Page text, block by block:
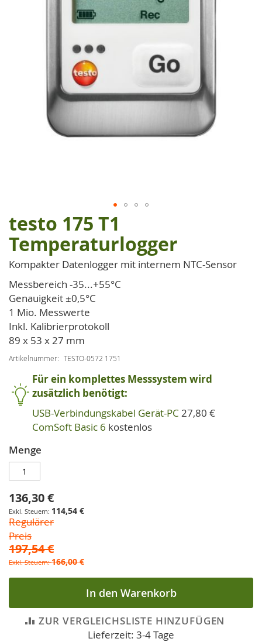
Zum
Anfang
der
Bildgalerie
testo 175 T1
Temperaturlogger
Kompakter Datenlogger mit internem NTC-Sensor
Messbereich -35...+55°C
Genauigkeit ±0,5°C
1 Mio. Messwerte
Inkl. Kalibrierprotokoll
89 x 53 x 27 mm
Artikelnummer TESTO-0572 1751
Für ein komplettes Messsystem wird
zusätzlich benötigt:
USB-Verbindungskabel Gerät-PC 27,80 €
ComSoft Basic 6 kostenlos
Menge
Sonderpreis
136,30 €
114,54 €
Regulärer
Preis
197,54 €
166,00 €
In den Warenkorb
ZUR VERGLEICHSLISTE HINZUFÜGEN
Lieferzeit: 3-4 Tage